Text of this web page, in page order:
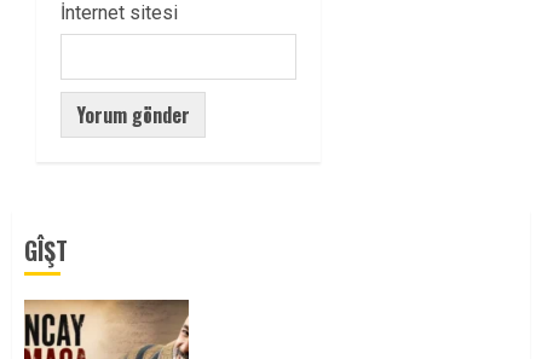
İnternet sitesi
GÎŞT